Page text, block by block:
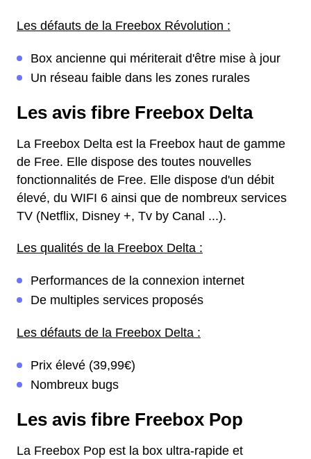
Les défauts de la Freebox Révolution :
Box ancienne qui mériterait d'être mise à jour
Un réseau faible dans les zones rurales
Les avis fibre Freebox Delta
La Freebox Delta est la Freebox haut de gamme
de Free. Elle dispose des toutes nouvelles
fonctionnalités de Free. Elle dispose d'un débit
élevé, du WIFI 6 ainsi que de nombreux services
TV (Netflix, Disney +, Tv by Canal ...).
Les qualités de la Freebox Delta :
Performances de la connexion internet
De multiples services proposés
Les défauts de la Freebox Delta :
Prix élevé (39,99€)
Nombreux bugs
Les avis fibre Freebox Pop
La Freebox Pop est la box ultra-rapide et